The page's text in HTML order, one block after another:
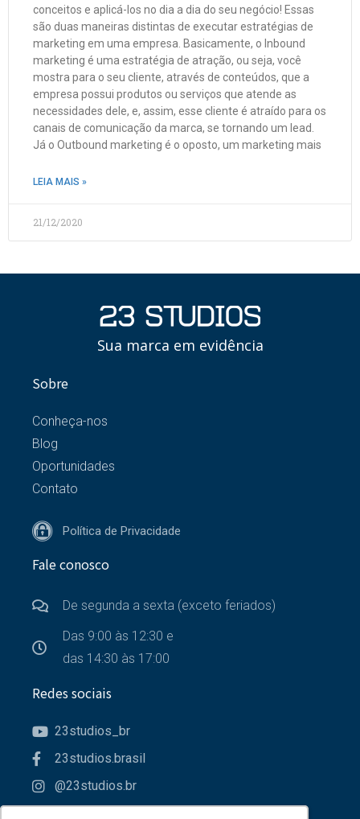
conceitos e aplicá-los no dia a dia do seu negócio! Essas
são duas maneiras distintas de executar estratégias de
marketing em uma empresa. Basicamente, o Inbound
marketing é uma estratégia de atração, ou seja, você
mostra para o seu cliente, através de conteúdos, que a
empresa possui produtos ou serviços que atende as
necessidades dele, e, assim, esse cliente é atraído para os
canais de comunicação da marca, se tornando um lead.
Já o Outbound marketing é o oposto, um marketing mais
LEIA MAIS »
21/12/2020
Sua marca em evidência
Sobre
Conheça-nos
Blog
Oportunidades
Contato
Política de Privacidade
Fale conosco
De segunda a sexta (exceto feriados)
Das 9:00 às 12:30 e
das 14:30 às 17:00
Redes sociais
23studios_br
23studios.brasil
@23studios.br